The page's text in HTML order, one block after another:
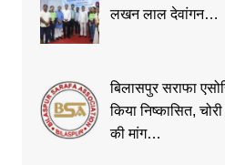
लखन लाल देवांगन…
बिलासपुर सराफा
किया निष्कासित,
की मांग…